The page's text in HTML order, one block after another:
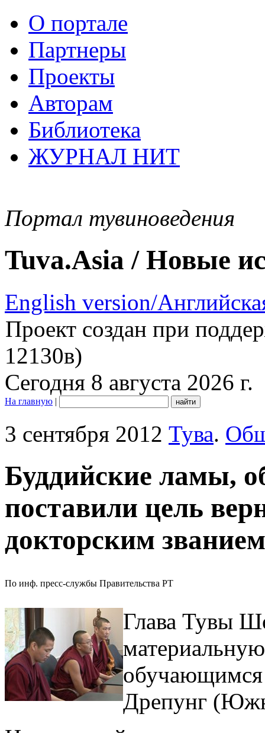
О портале
Партнеры
Проекты
Авторам
Библиотека
ЖУРНАЛ НИТ
Портал тувиноведения
Tuva.Asia / Новые
English version/
Проект создан при
12130в)
Сегодня 8 августа 2026 г.
На главную |
3 сентября 2012 Тува.
Буддийские ламы,
поставили цель
докторским
По инф. пресс-службы Правительства РТ
Глава Тувы
обучающимся
Дрепунг